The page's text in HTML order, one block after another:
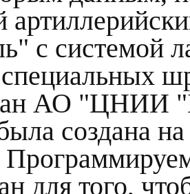
с системой
АО "ЦНИИ
создана
для того,